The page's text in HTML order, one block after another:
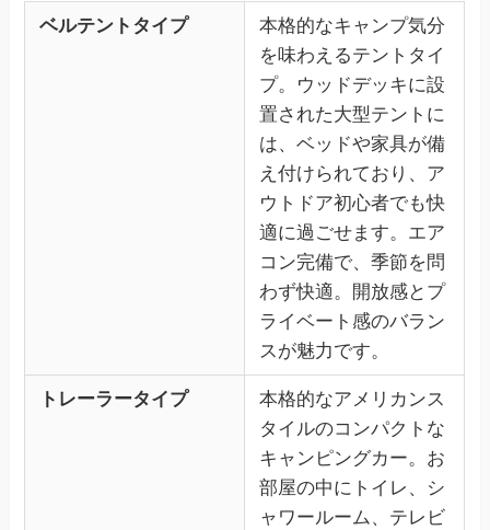
ベルテントタイプ
本格的なキャンプ気分
を味わえるテントタイ
プ。ウッドデッキに設
置された大型テントに
は、ベッドや家具が備
え付けられており、ア
ウトドア初心者でも快
適に過ごせます。エア
コン完備で、季節を問
わず快適。開放感とプ
ライベート感のバラン
スが魅力です。
トレーラータイプ
本格的なアメリカンス
タイルのコンパクトな
キャンピングカー。お
部屋の中にトイレ、シ
ャワールーム、テレビ